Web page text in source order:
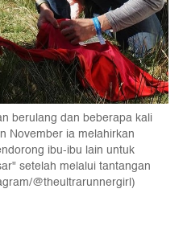
berulang dan beberapa kali
November ia melahirkan
ibu-ibu lain untuk
setelah melalui tantangan
@theultrarunnergirl)